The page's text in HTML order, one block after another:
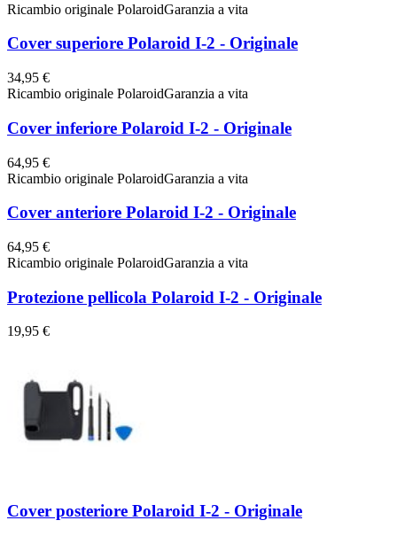
Ricambio originale PolaroidGaranzia a vita
Cover superiore Polaroid I-2 - Originale
34,95 €
Ricambio originale PolaroidGaranzia a vita
Cover inferiore Polaroid I-2 - Originale
64,95 €
Ricambio originale PolaroidGaranzia a vita
Cover anteriore Polaroid I-2 - Originale
64,95 €
Ricambio originale PolaroidGaranzia a vita
Protezione pellicola Polaroid I-2 - Originale
19,95 €
Cover posteriore Polaroid I-2 - Originale